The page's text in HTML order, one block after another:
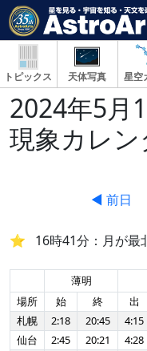
トピックス 天体写真 星空
2024年5月
現象カレン
◀ 前日
16時41分：月が最
薄明
場所
始 終 出
札幌
2:18 20:45 4:15
仙台
2:45 20:21 4:28